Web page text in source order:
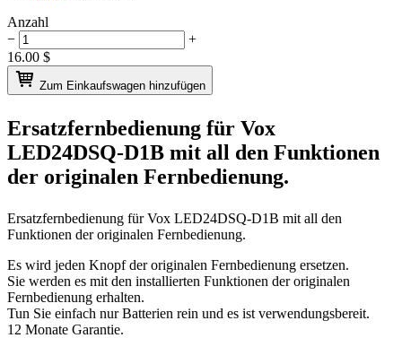
Anzahl
−
+
16.00 $
Zum Einkaufswagen hinzufügen
Ersatzfernbedienung für Vox
LED24DSQ-D1B mit all den Funktionen
der originalen Fernbedienung.
Ersatzfernbedienung fürVox LED24DSQ-D1B mit all den
Funktionen der originalen Fernbedienung.
Es wird jeden Knopf der originalen Fernbedienung ersetzen.
Sie werden es mit den installierten Funktionen der originalen
Fernbedienung erhalten.
Tun Sie einfach nur Batterien rein und es ist verwendungsbereit.
12 Monate Garantie.